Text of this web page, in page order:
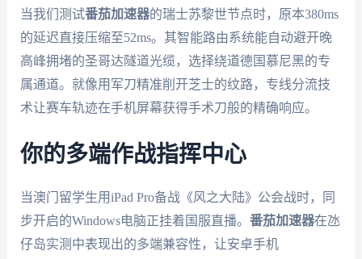
当我们测试番茄加速器的瑞士苏黎世节点时，原本380ms
的延迟直接压缩至52ms。其智能路由系统能自动避开晚
高峰拥堵的圣哥达隧道光缆，选择绕道德国慕尼黑的专
属通道。就像用军刀精准削开芝士的纹路，专线分流技
术让赛车轨迹在手机屏幕获得手术刀般的精确响应。
你的多端作战指挥中心
当澳门留学生用iPad Pro备战《风之大陆》公会战时，同
步开启的Windows电脑正挂着国服直播。 番茄加速器在氹
仔岛实测中表现出的多端兼容性，让安卓手机